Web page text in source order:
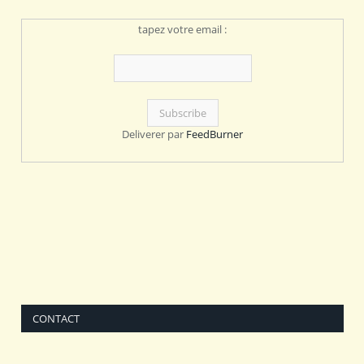
tapez votre email :
Deliverer par FeedBurner
CONTACT